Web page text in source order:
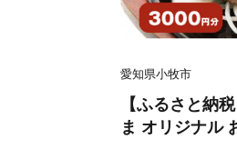
愛知県小牧市
【ふるさと納
ま オリジナル